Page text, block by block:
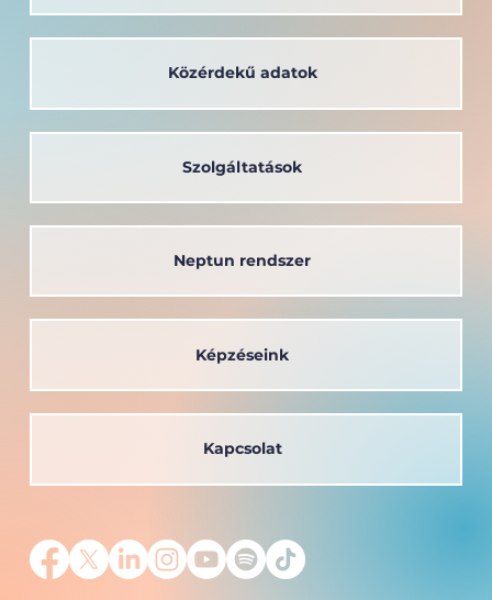
Neptun rendszer
Szolgáltatások
Kapcsolat
Közérdekű adatok
Képzéseink